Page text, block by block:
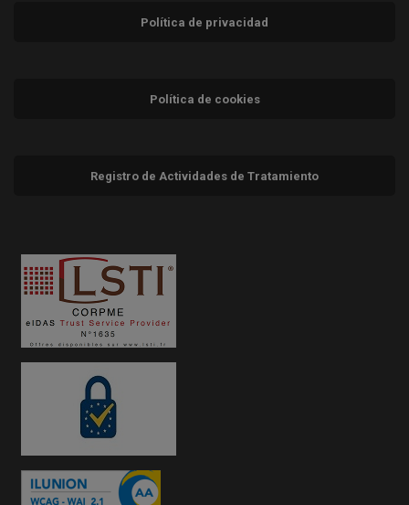
Política de privacidad
Política de cookies
Registro de Actividades de Tratamiento